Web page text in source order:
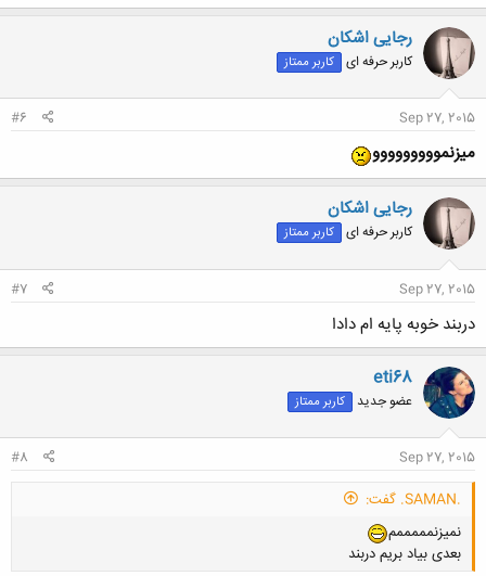
رجایی اشکان
کاربر حرفه ای کاربر ممتاز
Sep 27, 2015
#6
میزنمووووووووو
رجایی اشکان
کاربر حرفه ای کاربر ممتاز
Sep 27, 2015
#7
دربند خوبه پایه ام دادا
eti68
عضو جدید کاربر ممتاز
Sep 27, 2015
#8
.SAMAN. گفت:
نمیزنمممممم
بعدی بیاد بریم دربند